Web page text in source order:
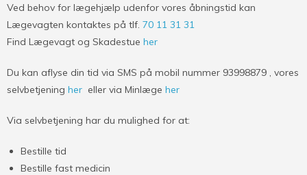
Ved behov for lægehjælp udenfor vores åbningstid kan
Lægevagten kontaktes på tlf. 70 11 31 31
Find Lægevagt og Skadestue her
Du kan aflyse din tid via SMS på mobil nummer 93998879 , vores
selvbetjening her eller via Minlæge her
Via selvbetjening har du mulighed for at:
Bestille tid
Bestille fast medicin